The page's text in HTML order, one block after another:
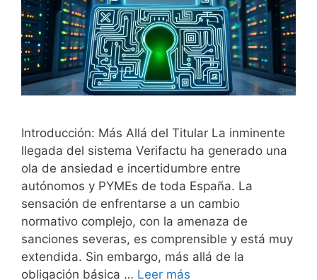
Introducción: Más Allá del Titular La inminente
llegada del sistema Verifactu ha generado una
ola de ansiedad e incertidumbre entre
autónomos y PYMEs de toda España. La
sensación de enfrentarse a un cambio
normativo complejo, con la amenaza de
sanciones severas, es comprensible y está muy
extendida. Sin embargo, más allá de la
obligación básica … Leer más